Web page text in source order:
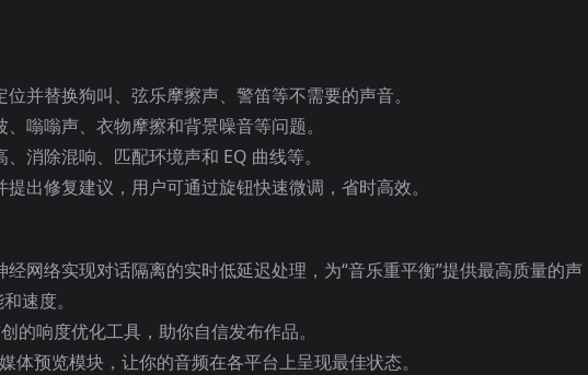
位并替换狗叫、弦乐摩擦声、警笛等不需要的声音。
、嗡嗡声、衣物摩擦和背景噪音等问题。
、消除混响、匹配环境声和 EQ 曲线等。
提出修复建议，用户可通过旋钮快速微调，省时高效。
经网络实现对话隔离的实时低延迟处理，为“音乐重平衡”提供最高质量的声
速度。
的响度优化工具，助你自信发布作品。
体预览模块，让你的音频在各平台上呈现最佳状态。